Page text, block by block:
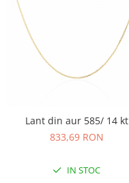
Lant din aur 585/ 14 kt
833,69 RON
IN STOC